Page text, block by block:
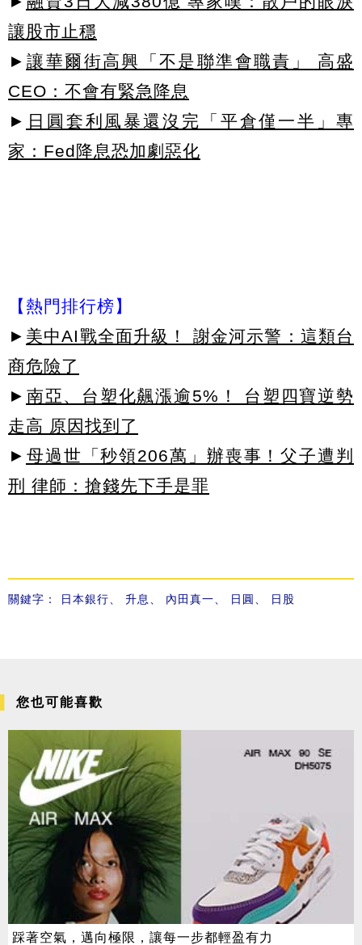
讓股市止穩
► 讓華爾街高興「不是聯準會職責」 高盛
CEO：不會有緊急降息
► 日圓套利風暴還沒完「平倉僅一半」專
家：Fed降息恐加劇惡化
【熱門排行榜】
► 美中AI戰全面升級！ 謝金河示警：這類台
商危險了
► 南亞、台塑化飆漲逾5%！ 台塑四寶逆勢
走高 原因找到了
► 母過世「秒領206萬」辦喪事！父子遭判
刑 律師：搶錢先下手是罪
關鍵字： 日本銀行 升息 內田真一 日圓 日股
您也可能喜歡
踩著空氣，邁向極限，讓每一步都輕盈有力